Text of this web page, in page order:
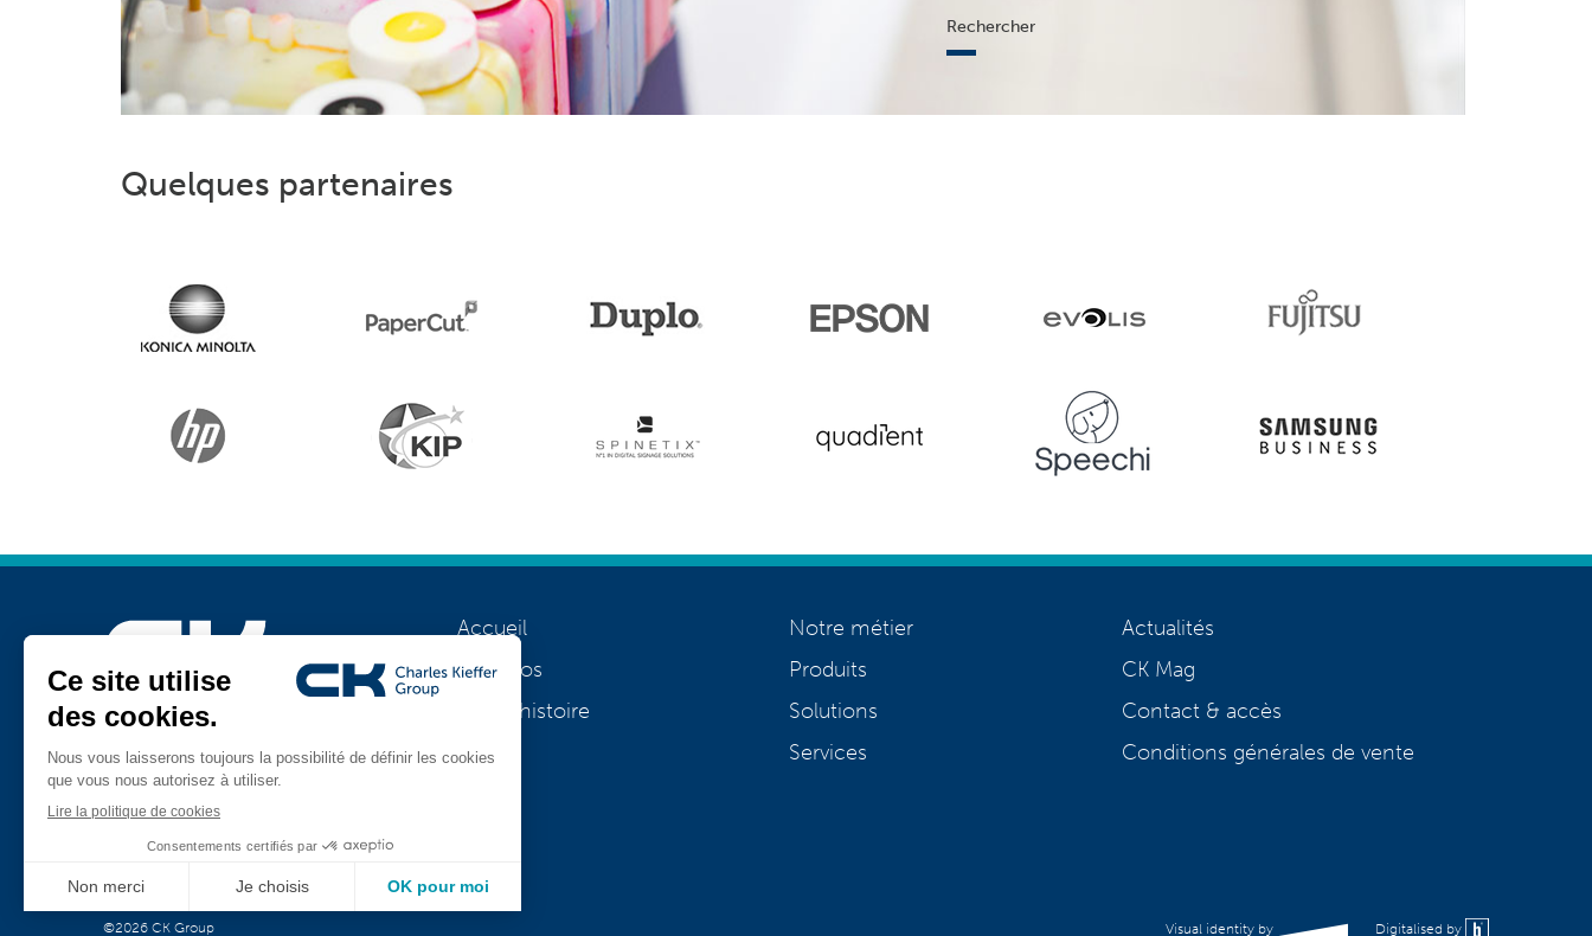
Rechercher
Quelques partenaires
Rejoignez-nous
TeamViewer
CK Support Mac / PC
Accueil
A propos
Notre histoire
Jobs
Notre métier
Produits
Solutions
Services
Actualités
CK Mag
Contact & accès
Conditions générales de vente
©2026 CK Group Visual identity by Digitalised by